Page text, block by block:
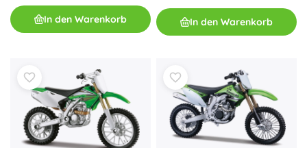
In den Warenkorb In den Warenkorb